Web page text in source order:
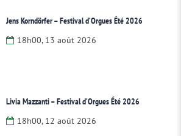
Jens Korndörfer – Festival d’Orgues Été 2026
18h00, 13 août 2026
Livia Mazzanti – Festival d’Orgues Été 2026
18h00, 12 août 2026